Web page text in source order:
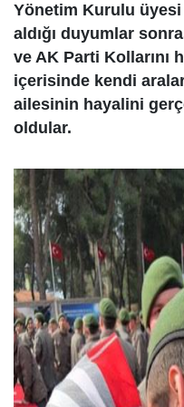
Yönetim Kurulu üyesi
aldığı duyumlar
ve AK Parti Kollarını
içerisinde kendi
ailesinin hayalini
oldular.